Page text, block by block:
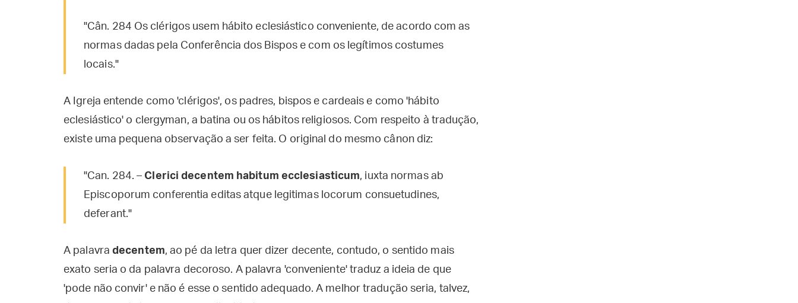
"Cân. 284 Os clérigos usem hábito eclesiástico conveniente, de acordo com as
normas dadas pela Conferência dos Bispos e com os legítimos costumes
locais."
A Igreja entende como 'clérigos', os padres, bispos e cardeais e como 'hábito
eclesiástico' o clergyman, a batina ou os hábitos religiosos. Com respeito à tradução,
existe uma pequena observação a ser feita. O original do mesmo cânon diz:
"Can. 284. – Clerici decentem habitum ecclesiasticum, iuxta normas ab
Episcoporum conferentia editas atque legitimas locorum consuetudines,
deferant."
A palavra decentem, ao pé da letra quer dizer decente, contudo, o sentido mais
exato seria o da palavra decoroso. A palavra 'conveniente' traduz a ideia de que
'pode não convir' e não é esse o sentido adequado. A melhor tradução seria, talvez,